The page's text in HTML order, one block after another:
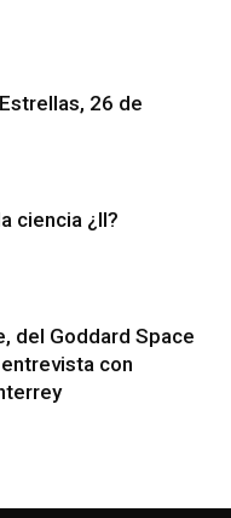
26 de
ciencia ¿II?
del Goddard Space
con